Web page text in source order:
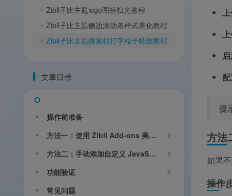
提
方法
如果
操作
Zibll子比主题logo图标扫光教程
Zibll子比主题侧边滚动条样式美化教程
Zibll子比主题搜索框打字粒子特效教程
文章目录
操作前准备
方法一：使用 Zibll Add-ons 美化插件（推荐）
方法二：手动添加自定义 JavaScript 代码
功能验证
常见问题